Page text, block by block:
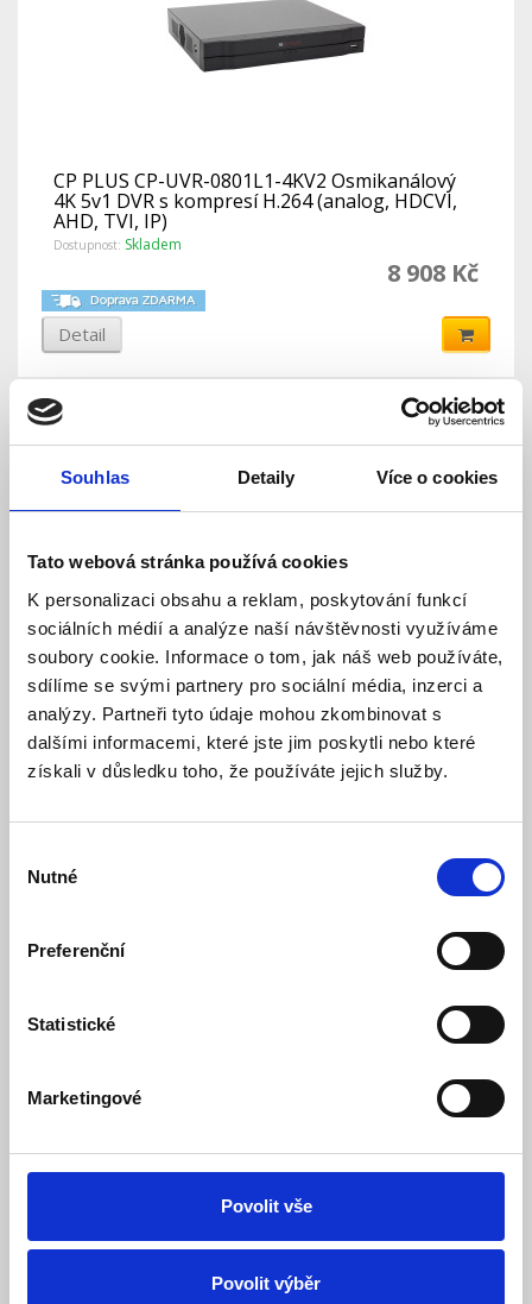
Souhlas Detaily Více o cookies
Tato webová stránka používá cookies
K personalizaci obsahu a reklam, poskytování funkcí
sociálních médií a analýze naší návštěvnosti využíváme
soubory cookie. Informace o tom, jak náš web používáte,
sdílíme se svými partnery pro sociální média, inzerci a
analýzy. Partneři tyto údaje mohou zkombinovat s
dalšími informacemi, které jste jim poskytli nebo které
získali v důsledku toho, že používáte jejich služby.
souhlasu
Nutné
Preferenční
Statistické
Marketingové
Povolit vše
Povolit výběr
CP PLUS CP-UVR-0801L1-4KV2 Osmikanálový
4K 5v1 DVR s kompresí H.264 (analog, HDCVI,
AHD, TVI, IP)
Dostupnost: Skladem
8 908 Kč
Detail
CP PLUS CP-UVR-1601F1-IC Šestnáctikanálový
5v1 mini DVR s kompresí H.265 (analog, HDCVI,
AHD, TVI, IP)
Skladem
9 309 Kč
Detail
CP PLUS CP-V32G 3.0 Mpix venkovní GSM
kamera s duálním přísvitem, H.265, mikrofonem
Produkt ukončen
Tento výrobek je ukončený a už se nedá objednat. Pod kartou
náhradní nebo obdobný výrobek.